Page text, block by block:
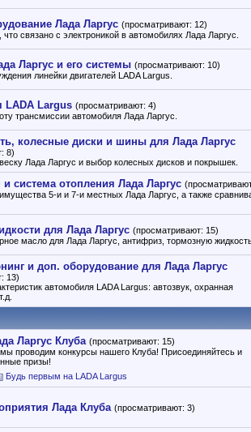
Лада Ларгус (просматривают: 12)
связано с электроникой в автомобилях Лада Ларгус.
Ларгус и его системы (просматривают: 10)
линейки двигателей LADA Largus.
LADA Largus (просматривают: 4)
трансмиссии автомобиля Лада Ларгус.
колесные диски и шины для Лада Ларгус
8)
Лада Ларгус и выбор колесных дисков и покрышек.
и система отопления Лада Ларгус
5-и и 7-и местных Лада Ларгус, а также
для Лада Ларгус (просматривают: 15)
масло для Лада Ларгус, антифриз, тормозную
и доп. оборудование для Лада Ларгус
13)
автомобиля LADA Largus: автозвук, охранная
Ларгус Клуба (просматривают: 15)
проводим конкурсы нашего Клуба! Присоединяйтесь и
призы!
Будь первым на LADA Largus
Лада Клуба (просматривают: 3)